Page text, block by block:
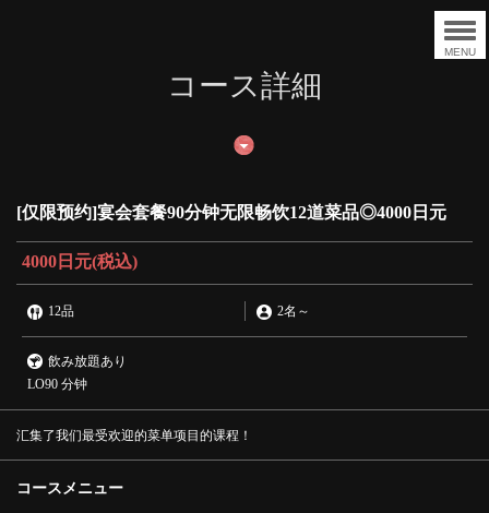
MENU
コース詳細
[仅限预约]宴会套餐90分钟无限畅饮12道菜品◎4000日元
4000日元(税込)
12品 2名 ～
飲み放題あり
LO90 分钟
汇集了我们最受欢迎的菜单项目的课程！
コースメニュー